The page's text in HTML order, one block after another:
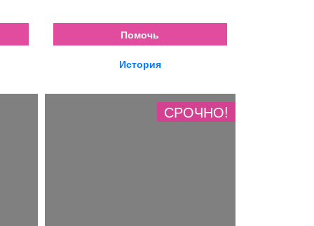
Помочь
История
СРОЧНО!